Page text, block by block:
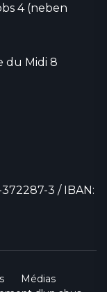
4 (neben
du Midi 8
3 / IBAN:
Médias